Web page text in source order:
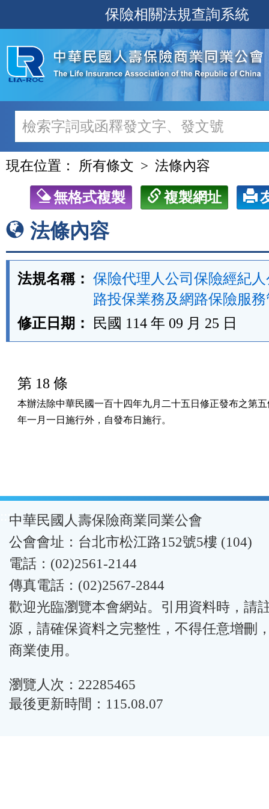
至
主
內
容
保險相關法規查詢系統
現在位置： 所有條文 法條內容
無格式複製 複製網址
法條內容
法規名稱： 保險代理人公司保險經紀
路投保業務及網路保險服
修正日期：
民國 114 年 09 月 25 日
第 18 條
本辦法除中華民國一百十四年九月二十五日修正發布之第
年一月一日施行外，自發布日施行。
:::中華民國人壽保險商業同業公會
公會會址：台北市松江路152號5樓 (104)
電話：(02)2561-2144
傳真電話：(02)2567-2844
歡迎光臨瀏覽本會網站。引用資料時，請
源，請確保資料之完整性，不得任意增刪
商業使用。
瀏覽人次：22285465
最後更新時間：115.08.07